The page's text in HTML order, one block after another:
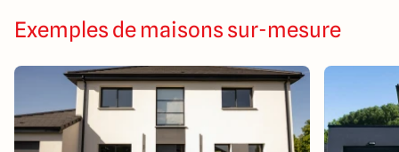
Exemples de maisons sur-mesure